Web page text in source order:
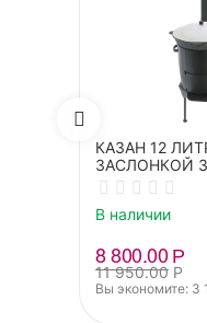
КАЗАН 12
ЗАСЛОНКОЙ
В наличии
11 950.00 Р
8 800.00Р
Вы экономите: 3